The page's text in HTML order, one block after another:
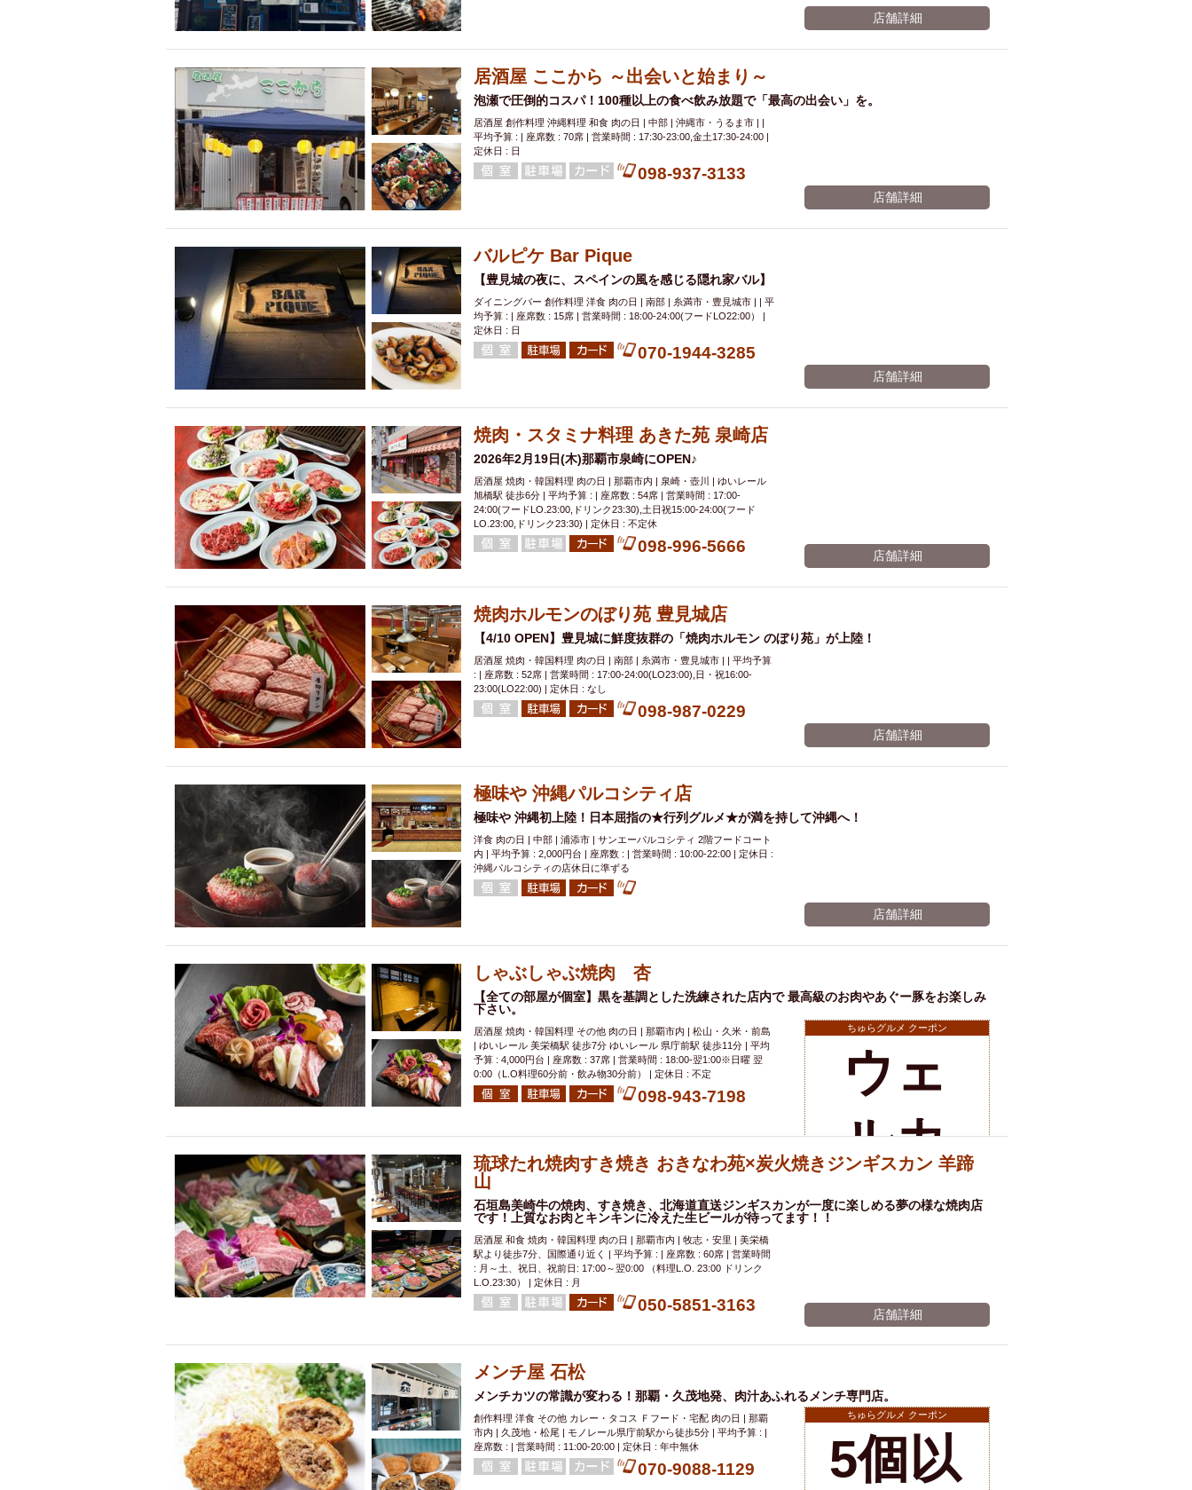
店舗詳細
居酒屋 ここから ～出会いと始まり～
泡瀬で圧倒的コスパ！100種以上の食べ飲み放題で「最高の出会い」を。
居酒屋 創作料理 沖縄料理 和食 肉の日 | 中部 | 沖縄市・うるま市 | |
平均予算 : | 座席数 : 70席 | 営業時間 : 17:30-23:00,金土17:30-24:00 |
定休日 : 日
098-937-3133
店舗詳細
バルピケ Bar Pique
【豊見城の夜に、スペインの風を感じる隠れ家バル】
ダイニングバー 創作料理 洋食 肉の日 | 南部 | 糸満市・豊見城市 | | 平
均予算 : | 座席数 : 15席 | 営業時間 : 18:00-24:00(フードLO22:00） |
定休日 : 日
070-1944-3285
店舗詳細
焼肉・スタミナ料理 あきた苑 泉崎店
2026年2月19日(木)那覇市泉崎にOPEN♪
居酒屋 焼肉・韓国料理 肉の日 | 那覇市内 | 泉崎・壺川 | ゆいレール
旭橋駅 徒歩6分 | 平均予算 : | 座席数 : 54席 | 営業時間 : 17:00-
24:00(フードLO.23:00,ドリンク23:30),土日祝15:00-24:00(フード
LO.23:00,ドリンク23:30) | 定休日 : 不定休
098-996-5666 店舗詳細
焼肉ホルモンのぼり苑 豊見城店
【4/10 OPEN】豊見城に鮮度抜群の「焼肉ホルモン のぼり苑」が上陸！
居酒屋 焼肉・韓国料理 肉の日 | 南部 | 糸満市・豊見城市 | | 平均予算
: | 座席数 : 52席 | 営業時間 : 17:00-24:00(LO23:00),日・祝16:00-
23:00(LO22:00) | 定休日 : なし
098-987-0229
店舗詳細
極味や 沖縄パルコシティ店
極味や 沖縄初上陸！日本屈指の★行列グルメ★が満を持して沖縄へ！
洋食 肉の日 | 中部 | 浦添市 | サンエーパルコシティ 2階フードコート
内 | 平均予算 : 2,000円台 | 座席数 : | 営業時間 : 10:00-22:00 | 定休日 :
沖縄パルコシティの店休日に準ずる
店舗詳細
しゃぶしゃぶ焼肉 杏
【全ての部屋が個室】黒を基調とした洗練された店内で 最高級のお肉やあぐー豚をお楽しみ
下さい。
居酒屋 焼肉・韓国料理 その他 肉の日 | 那覇市内 | 松山・久米・前島
| ゆいレール 美栄橋駅 徒歩7分 ゆいレール 県庁前駅 徒歩11分 | 平均
予算 : 4,000円台 | 座席数 : 37席 | 営業時間 : 18:00-翌1:00※日曜 翌
0:00（L.O料理60分前・飲み物30分前） | 定休日 : 不定
098-943-7198
ちゅらグルメ クーポン
ウェ
ルカ
ムド
ク１
杯サ
ービ
琉球たれ焼肉すき焼き おきなわ苑×炭火焼きジンギスカン 羊蹄
山
石垣島美崎牛の焼肉、すき焼き、北海道直送ジンギスカンが一度に楽しめる夢の様な焼肉店
です！上質なお肉とキンキンに冷えた生ビールが待ってます！！
居酒屋 和食 焼肉・韓国料理 肉の日 | 那覇市内 | 牧志・安里 | 美栄橋
駅より徒歩7分、国際通り近く | 平均予算 : | 座席数 : 60席 | 営業時間
: 月～土、祝日、祝前日: 17:00～翌0:00 （料理L.O. 23:00 ドリンク
L.O.23:30） | 定休日 : 月
050-5851-3163 店舗詳細
メンチ屋 石松
メンチカツの常識が変わる！那覇・久茂地発、肉汁あふれるメンチ専門店。
創作料理 洋食 その他 カレー・タコス Ｆフード・宅配 肉の日 | 那覇
市内 | 久茂地・松尾 | モノレール県庁前駅から徒歩5分 | 平均予算 : |
座席数 : | 営業時間 : 11:00-20:00 | 定休日 : 年中無休
070-9088-1129
ちゅらグルメ クーポン
5個以